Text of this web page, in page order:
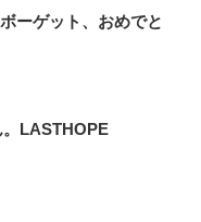
ーゲット、おめでと
LASTHOPE